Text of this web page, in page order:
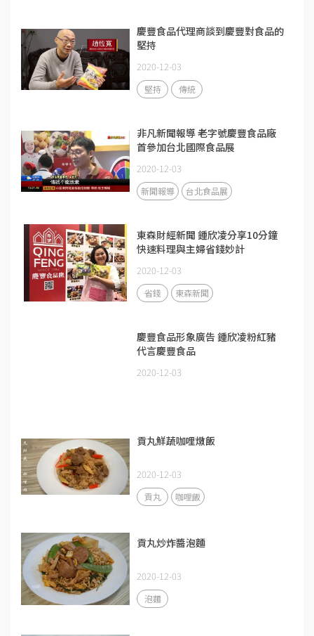
慶豐食品代理商談到慶豐對食品的
堅持
2020-12-03
堅持 傳統
非凡新聞報導 老字號慶豐食品廠
首參加台北國際食品展
2020-12-03
新聞報導 台北食品展
東森財經新聞 鍾欣凌分享10分鐘
快速料理與主婦省錢妙計
2020-12-03
省錢 東森新聞
慶豐食品形象廣告 鍾欣凌粉紅豬
代言慶豐食品
2020-12-03
貢丸鮮蔬咖哩燉飯
2020-12-03
貢丸 咖哩飯
貢丸炒炸醬泡麵
2020-12-03
泡麵